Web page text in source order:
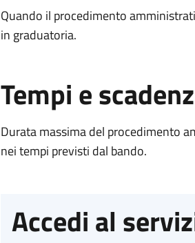
Quando il procedimento
in graduatoria.
Tempi e
Durata massima del procedimento
nei tempi previsti dal bando.
Accedi al